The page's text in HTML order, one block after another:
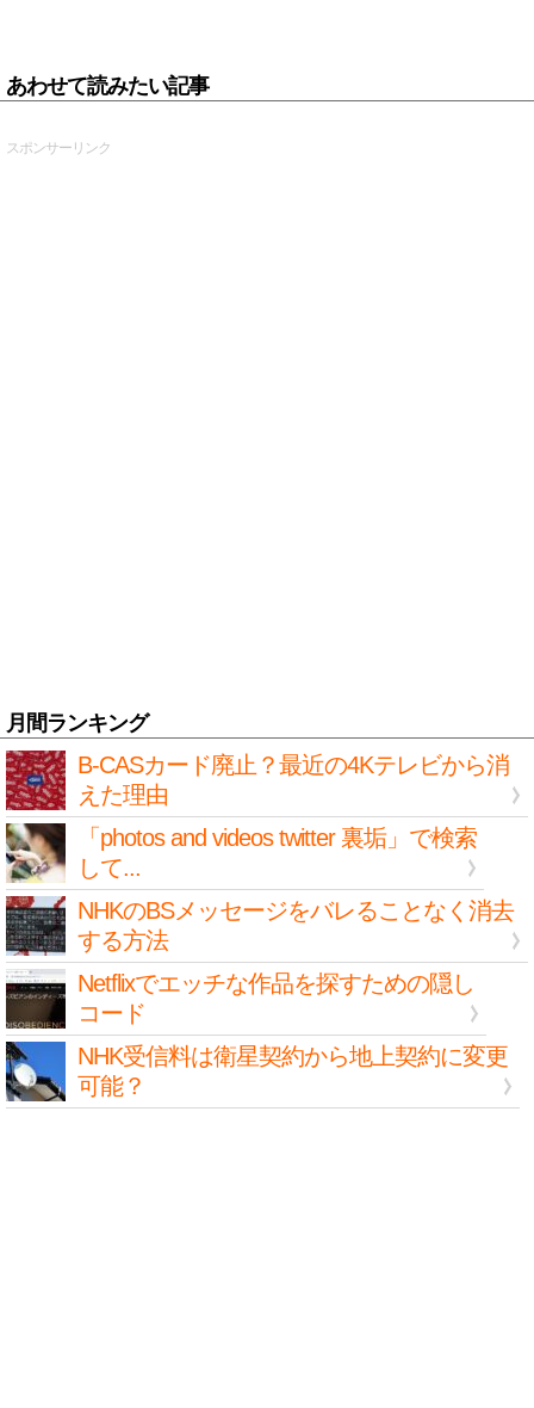
あわせて読みたい記事
スポンサーリンク
月間ランキング
B-CASカード廃止？最近の4Kテレビから消
えた理由
「photos and videos twitter 裏垢」で検索
して...
NHKのBSメッセージをバレることなく消去
する方法
Netflixでエッチな作品を探すための隠し
コード
NHK受信料は衛星契約から地上契約に変更
可能？